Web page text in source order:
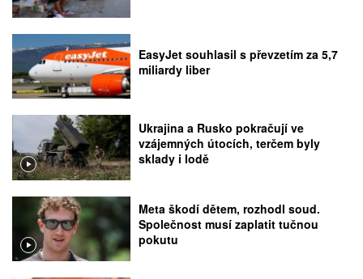
EasyJet souhlasil s převzetím za 5,7
miliardy liber
Ukrajina a Rusko pokračují ve
vzájemných útocích, terčem byly
sklady i lodě
Meta škodí dětem, rozhodl soud.
Společnost musí zaplatit tučnou
pokutu